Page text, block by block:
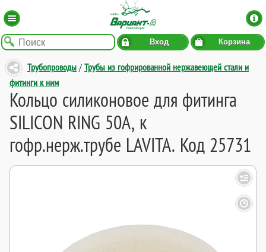
Вход Корзина
Трубопроводы / Трубы из гофрированной нержавеющей стали и
фитинги к ним
Кольцо силиконовое для фитинга
SILICON RING 50А, к
гофр.нерж.трубе LAVITA. Код 25731